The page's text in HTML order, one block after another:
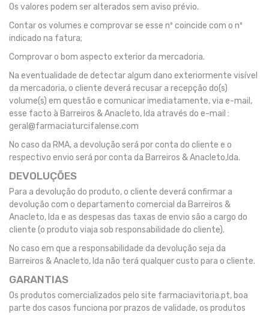
Os valores podem ser alterados sem aviso prévio.
Contar os volumes e comprovar se esse nº coincide com o nº
indicado na fatura;
Comprovar o bom aspecto exterior da mercadoria.
Na eventualidade de detectar algum dano exteriormente visível
da mercadoria, o cliente deverá recusar a recepção do(s)
volume(s) em questão e comunicar imediatamente, via e-mail,
esse facto à Barreiros & Anacleto, lda através do e-mail :
geral@farmaciaturcifalense.com
No caso da RMA, a devolução será por conta do cliente e o
respectivo envio será por conta da Barreiros & Anacleto,lda.
DEVOLUÇÕES
Para a devolução do produto, o cliente deverá confirmar a
devolução com o departamento comercial da Barreiros &
Anacleto, lda e as despesas das taxas de envio são a cargo do
cliente (o produto viaja sob responsabilidade do cliente).
No caso em que a responsabilidade da devolução seja da
Barreiros & Anacleto, lda não terá qualquer custo para o cliente.
GARANTIAS
Os produtos comercializados pelo site farmaciavitoria.pt, boa
parte dos casos funciona por prazos de validade, os produtos